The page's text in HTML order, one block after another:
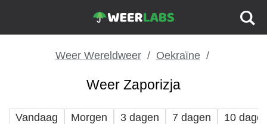
Weer Wereldweer Oekraïne
Weer Zaporizja
Vandaag Morgen 3 dagen 7 dagen 10